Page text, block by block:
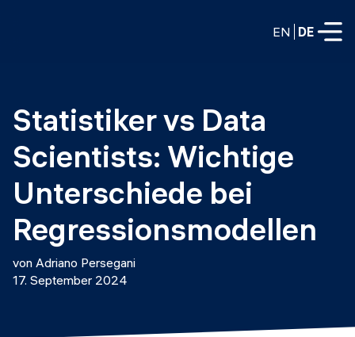
EN DE
VOLLZEITPROGRAMME
Data Science
Web-Entwicklung und KI
TEILZEITROGRAMME
Data Science
DevOps
Weiterbildung / Schulung
Consulting
Prototyping
Stell unsere Absolventen ein
Wer wir sind
Statistiker vs Data
Scientists: Wichtige
Unterschiede bei
Regressionsmodellen
von Adriano Persegani
17. September 2024